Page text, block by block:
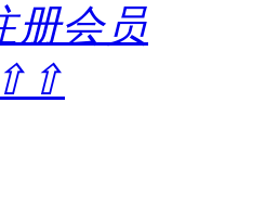
册会员
⇧⇧